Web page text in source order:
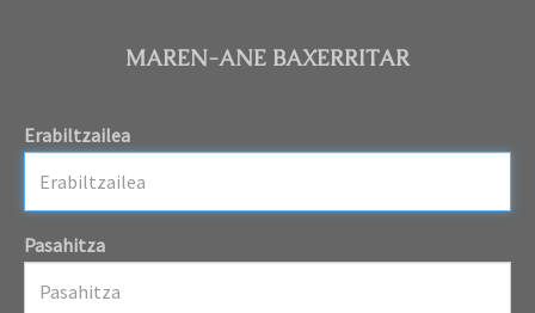
MAREN-ANE BAXERRITAR
Erabiltzailea
Pasahitza